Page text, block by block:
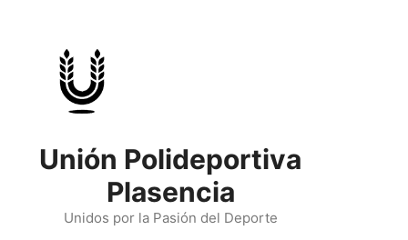
Unión Polideportiva
Plasencia
Unidos por la Pasión del Deporte